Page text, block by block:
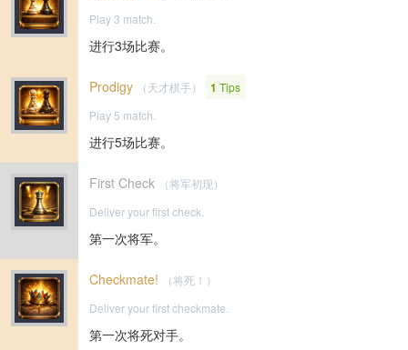
Play 3 match.
进行3场比赛。
Prodigy （天才棋手） 1 Tips
Play 5 match.
进行5场比赛。
First Check
（将军初现）
Deliver your first check.
第一次将军。
Checkmate!
（将死！）
Deliver your first checkmate.
第一次将死对手。